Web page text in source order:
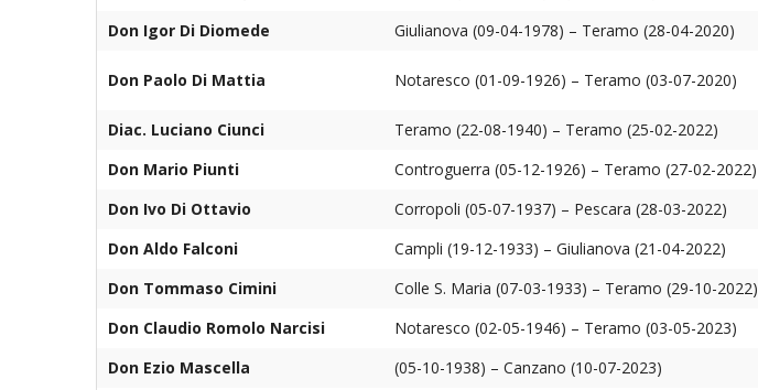
Don Igor Di Diomede
Giulianova (09-04-1978) – Teramo (28-04-2020)
Don Paolo Di Mattia Notaresco (01-09-1926) – Teramo (03-07-2020)
Diac. Luciano Ciunci
Teramo (22-08-1940) – Teramo (25-02-2022)
Don Mario Piunti
Controguerra (05-12-1926) – Teramo (27-02-2022)
Don Ivo Di Ottavio
Corropoli (05-07-1937) – Pescara (28-03-2022)
Don Aldo Falconi
Campli (19-12-1933) – Giulianova (21-04-2022)
Don Tommaso Cimini
Colle S. Maria (07-03-1933) – Teramo (29-10-2022)
Don Claudio Romolo Narcisi
Notaresco (02-05-1946) – Teramo (03-05-2023)
Don Ezio Mascella
(05-10-1938) – Canzano (10-07-2023)